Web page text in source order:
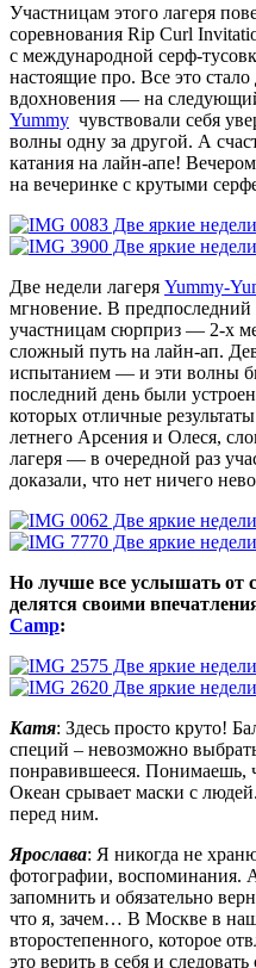
Участницам этого лагеря
соревнования Rip Curl
с международной серф-
настоящие про. Все это
вдохновения — на
Yummy чувствовали себя
волны одну за другой. А
катания на лайн-апе!
на вечеринке с крутыми
Две недели лагеря Yummy-
мгновение. В предпоследний
участницам сюрприз — 2-х
сложный путь на лайн-ап.
испытанием — и эти волны
последний день были
которых отличные
летнего Арсения и Олеся,
лагеря — в очередной раз
доказали, что нет ничего
Но лучше все услышать от
делятся своими
Camp:
Катя: Здесь просто круто!
специй – невозможно
понравившееся. Понимаешь,
Океан срывает маски с
перед ним.
Ярослава: Я никогда не
фотографии, воспоминания.
запомнить и обязательно
что я, зачем… В Москве в
второстепенного, которое
это верить в себя и